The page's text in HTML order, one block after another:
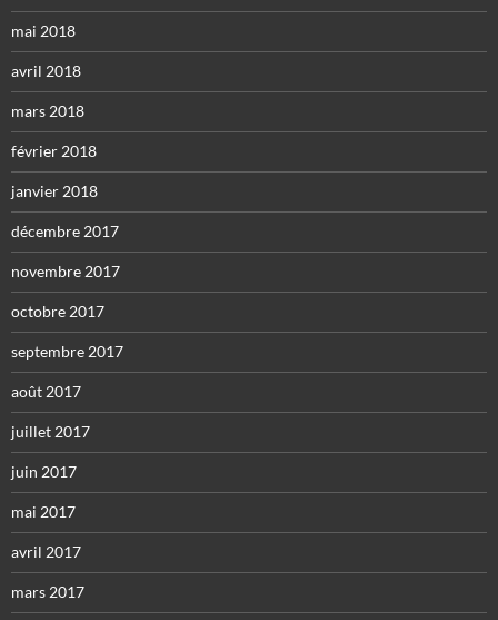
mai 2018
avril 2018
mars 2018
février 2018
janvier 2018
décembre 2017
novembre 2017
octobre 2017
septembre 2017
août 2017
juillet 2017
juin 2017
mai 2017
avril 2017
mars 2017